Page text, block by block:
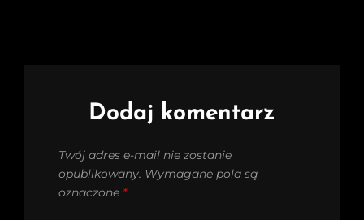
Dodaj komentarz
Twój adres e-mail nie zostanie
opublikowany. Wymagane pola są
oznaczone *